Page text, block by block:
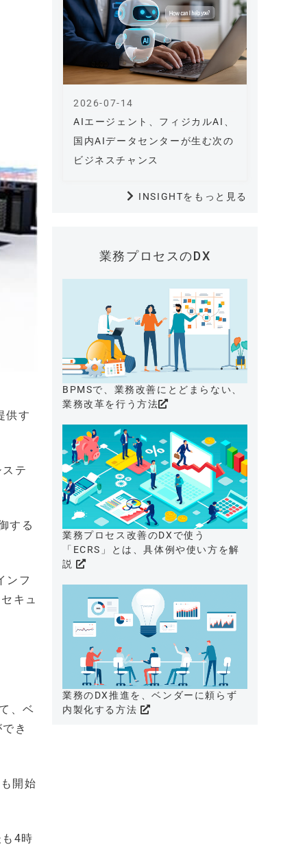
供す
テ
する
ンフ
キュ
、ベ
き
開始
4時
AIエージェント、フィジカルAI、
国内AIデータセンターが生む次の
ビジネスチャンス
2026-07-14
INSIGHTをもっと見る
業務プロセスのDX
BPMSで、業務改善にとどまらない、
業務改革を行う方法
業務プロセス改善のDXで使う
「ECRS」とは、具体例や使い方を解
説
業務のDX推進を、ベンダーに頼らず
内製化する方法